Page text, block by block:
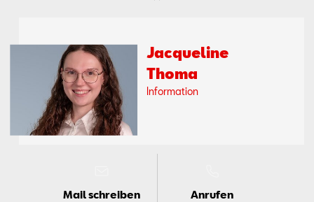
Jac­que­line
Tho­ma
In­for­ma­ti­on
Mail schreiben Anrufen